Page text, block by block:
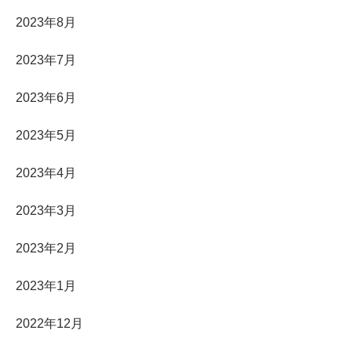
2023年8月
2023年7月
2023年6月
2023年5月
2023年4月
2023年3月
2023年2月
2023年1月
2022年12月